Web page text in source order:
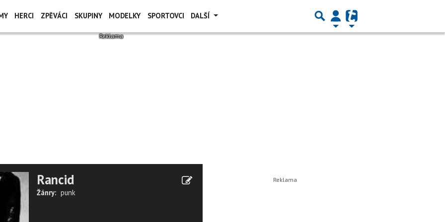
HERCI ZPĚVÁCI SKUPINY MODELKY SPORTOVCI DALŠÍ
Rancid
Žánry: punk